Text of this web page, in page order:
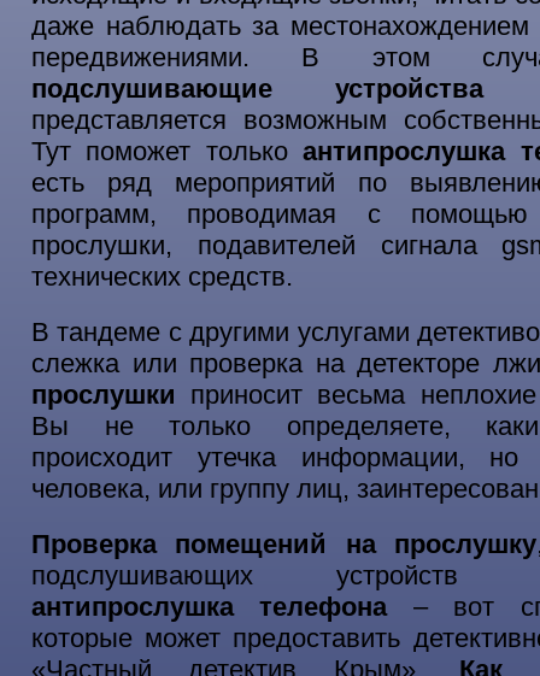
даже наблюдать за местонахождением
передвижениями. В этом
подслушивающие устройства
представляется возможным
Тут поможет толькоантипрослушка
есть ряд мероприятий по
программ, проводимая с помощью
прослушки, подавителей сигнала
технических средств.
В тандеме с другими услугами
слежка или проверка на детекторе лжи
прослушки приносит весьма
Вы не только определяете,
происходит утечка информации, но
человека, или группу лиц,
Проверка помещений на прослушку
подслушивающих устройств
антипрослушка телефона – вот
которые может предоставить
«Частный детектив Крым». Как